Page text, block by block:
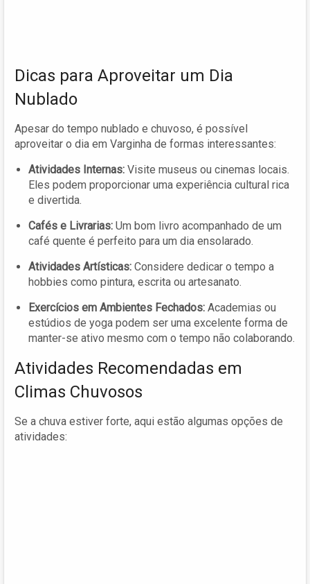
Dicas para Aproveitar um Dia
Nublado
Apesar do tempo nublado e chuvoso, é possível
aproveitar o dia em Varginha de formas interessantes:
Atividades Internas: Visite museus ou cinemas locais.
Eles podem proporcionar uma experiência cultural rica
e divertida.
Cafés e Livrarias: Um bom livro acompanhado de um
café quente é perfeito para um dia ensolarado.
Atividades Artísticas: Considere dedicar o tempo a
hobbies como pintura, escrita ou artesanato.
Exercícios em Ambientes Fechados: Academias ou
estúdios de yoga podem ser uma excelente forma de
manter-se ativo mesmo com o tempo não colaborando.
Atividades Recomendadas em
Climas Chuvosos
Se a chuva estiver forte, aqui estão algumas opções de
atividades: